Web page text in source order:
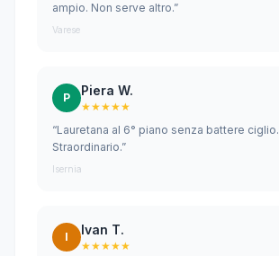
ampio. Non serve altro.”
Varese
P Piera W.
★★★★★
“Lauretana al 6° piano senza battere ciglio.
Straordinario.”
Isernia
I Ivan T.
★★★★★